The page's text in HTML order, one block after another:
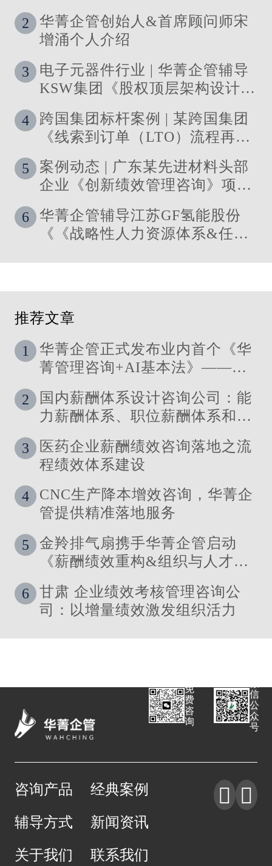
2
华菁企管创始人&首席顾问师宋
增涌个人介绍
3
电子元器件行业 | 华菁企管辅导
KSW集团《股权顶层架构设计及
4
跨国集团标杆案例 | 某跨国集团
《线索到订单（LTO）流程再造
与资源优化》 管理咨询项目圆满
落地
5
案例动态 | 广东某先进材料头部
企业《创新绩效管理咨询》项目
6
华菁企管辅导江苏GF氢能股份
《《战略性人力资源体系&任职
推荐文章
1
华菁企管正式发布业内首个《华
菁管理咨询+AI基本法》——让
2
国内薪酬体系设计咨询公司：能
力薪酬体系、职位薪酬体系和技
3
医药企业薪酬绩效咨询落地之流
程绩效体系建设
4
CNC生产降本增效咨询，华菁企
管提供精准落地服务
5
金羚排气扇携手华菁企管启动
《薪酬绩效重构&组织与人才发
6
甘肃 企业绩效考核管理咨询公
司：以增量绩效激发组织活力
咨询产品 经典案例
辅导方式 新闻资讯
关于我们 联系我们
 
免
费
咨
询
信
公
众
号